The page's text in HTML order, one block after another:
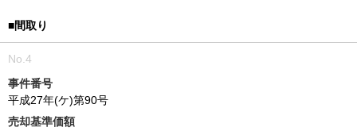
事件番号
平成27年(ケ)第90号
売却基準価額